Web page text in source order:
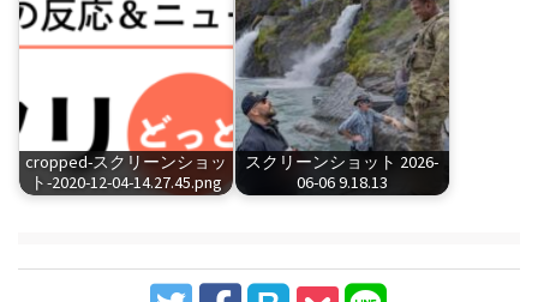
cropped-スクリーンショッ
ト-2020-12-04-14.27.45.png
スクリーンショット 2026-
06-06 9.18.13